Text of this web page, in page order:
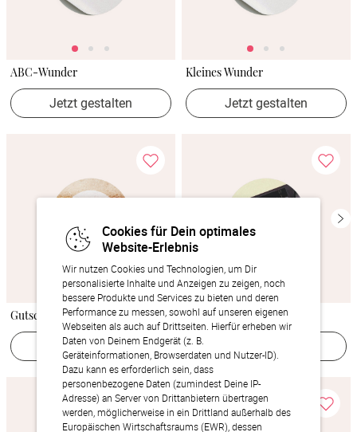
Cookies für Dein optimales
Website-Erlebnis
Wir nutzen Cookies und Technologien, um Dir
personalisierte Inhalte und Anzeigen zu zeigen, noch
bessere Produkte und Services zu bieten und deren
Performance zu messen, sowohl auf unseren eigenen
Webseiten als auch auf Drittseiten. Hierfür erheben wir
Daten von Deinem Endgerät (z. B.
Geräteinformationen, Browserdaten und Nutzer-ID).
Dazu kann es erforderlich sein, dass
personenbezogene Daten (zumindest Deine IP-
Adresse) an Server von Drittanbietern übertragen
werden, möglicherweise in ein Drittland außerhalb des
Europäischen Wirtschaftsraums (EWR), dessen
ABC-Wunder
Jetzt gestalten
Kleines Wunder
Jetzt gestalten
Gutschein Bier
Jetzt gestalten
Tonträger